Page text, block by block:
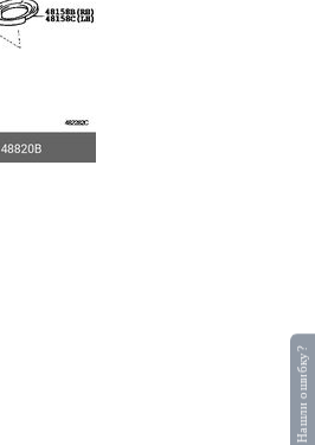
Нашли ошибку?